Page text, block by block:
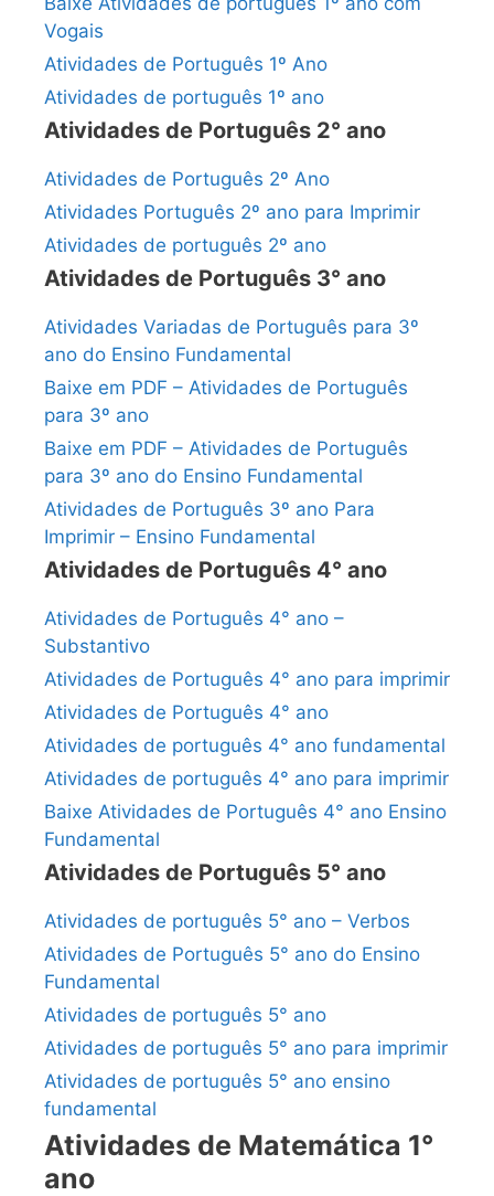
Vogais
Atividades de Português 1º Ano
Atividades de português 1º ano
Atividades de Português 2° ano
Atividades de Português 2º Ano
Atividades Português 2º ano para Imprimir
Atividades de português 2º ano
Atividades de Português 3° ano
Atividades Variadas de Português para 3º
ano do Ensino Fundamental
Baixe em PDF – Atividades de Português
para 3º ano
Baixe em PDF – Atividades de Português
para 3º ano do Ensino Fundamental
Atividades de Português 3º ano Para
Imprimir – Ensino Fundamental
Atividades de Português 4° ano
Atividades de Português 4° ano –
Substantivo
Atividades de Português 4° ano para imprimir
Atividades de Português 4° ano
Atividades de português 4° ano fundamental
Atividades de português 4° ano para imprimir
Baixe Atividades de Português 4° ano Ensino
Fundamental
Atividades de Português 5° ano
Atividades de português 5° ano – Verbos
Atividades de Português 5° ano do Ensino
Fundamental
Atividades de português 5° ano
Atividades de português 5° ano para imprimir
Atividades de português 5° ano ensino
fundamental
Atividades de Matemática 1°
ano